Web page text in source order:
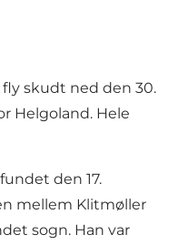
skudt ned den 30.
Helgoland. Hele
den 17.
mellem Klitmøller
sogn. Han var